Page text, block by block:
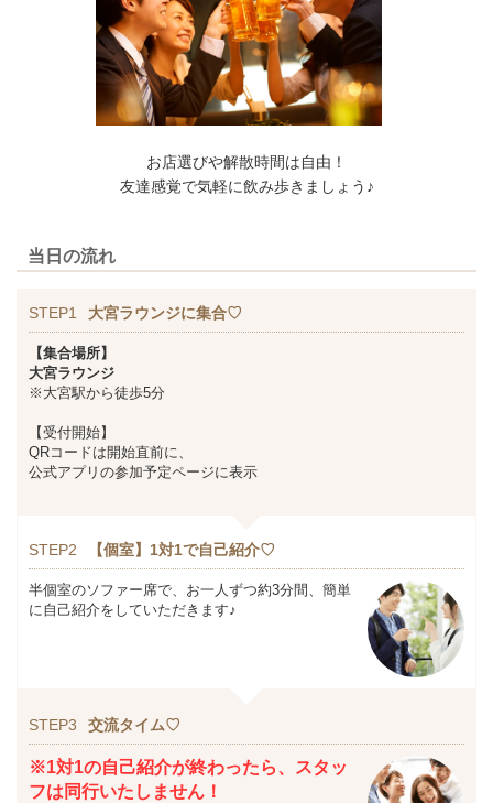
お店選びや解散時間は自由！
友達感覚で気軽に飲み歩きましょう♪
当日の流れ
STEP1 大宮ラウンジに集合♡
【集合場所】
大宮ラウンジ
※大宮駅から徒歩5分
【受付開始】
QRコードは開始直前に、
公式アプリの参加予定ページに表示
STEP2 【個室】1対1で自己紹介♡
半個室のソファー席で、お一人ずつ約3分間、簡単
に自己紹介をしていただきます♪
STEP3 交流タイム♡
※1対1の自己紹介が終わったら、スタッ
フは同行いたしません！